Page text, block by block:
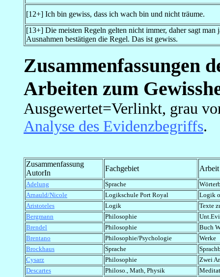
[12+] Ich bin gewiss, dass ich wach bin und nicht träume.
[13+] Die meisten Regeln gelten nicht immer, daher sagt man
Ausnahmen bestätigen die Regel. Das ist gewiss.
Zusammenfassungen
Arbeiten zum
Ausgewertet=Verlinkt, grau
Analyse des Evidenzbegriffs.
Zusammenfassung
AutorIn
Fachgebiet
Adelung Sprache
Arnauld/Nicole
Logikschule Port Royal
Logik
Aristoteles
Logik
Texte
Bergmann
Philosophie
Brendel
Philosophie
Buch
Brentano
Philosophie/Psychologie
Werke
Brockhaus
Sprache
Cysarz
Philosophie
Zwei
Descartes
Philoso., Math, Physik